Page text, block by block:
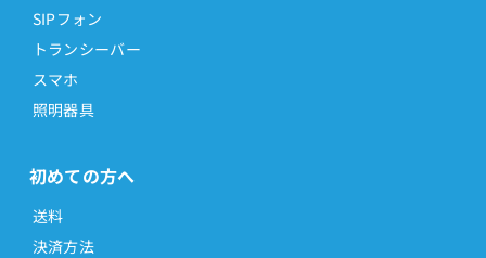
SIPフォン
トランシーバー
スマホ
照明器具
初めての方へ
送料
決済方法